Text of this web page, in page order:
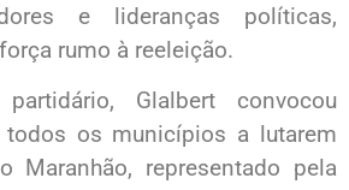
e lideranças políticas,
rumo à reeleição.
Glalbert convocou
todos os municípios a lutarem
Maranhão, representado pela